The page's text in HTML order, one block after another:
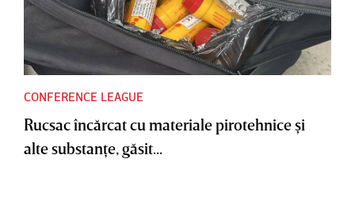
CONFERENCE LEAGUE
Rucsac încărcat cu materiale pirotehnice şi
alte substanţe, găsit...